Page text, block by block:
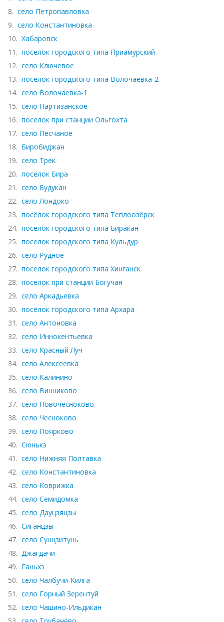
8. село Петропавловка
9. село Константиновка
10. Хабаровск
11. поселок городского типа Приамурский
12. село Ключевое
13. посёлок городского типа Волочаевка-2
14. село Волочаевка-1
15. село Партизанское
16. поселок при станции Ольгохта
17. село Песчаное
18. Биробиджан
19. село Трек
20. посёлок Бира
21. село Будукан
22. село Лондоко
23. посёлок городского типа Теплоозёрск
24. поселок городского типа Биракан
25. поселок городского типа Кульдур
26. село Рудное
27. поселок городского типа Хинганск
28. поселок при станции Богучан
29. село Аркадьевка
30. посёлок городского типа Архара
31. село Антоновка
32. село Иннокентьевка
33. село Красный Луч
34. село Алексеевка
35. село Калинино
36. село Винниково
37. село Новочесноково
38. село Чесноково
39. село Поярково
40. Сюнькэ
41. село Нижняя Полтавка
42. село Константиновка
43. село Коврижка
44. село Семидомка
45. село Дауцзяцзы
46. Сиганцзы
47. село Сунцзитунь
48. Джагдачи
49. Ганьхэ
50. село Чалбучи-Килга
51. село Горный Зерентуй
52. село Чашино-Ильдикан